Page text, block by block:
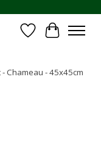
Liste dePanier
Chameau - 45x45cm